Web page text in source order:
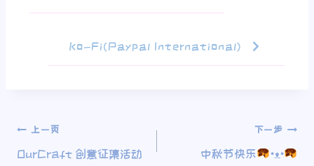
Ko-Fi(Paypal International)
上一页
OurCraft 创意征集活动
下一步
中秋节快乐 •ᴥ•